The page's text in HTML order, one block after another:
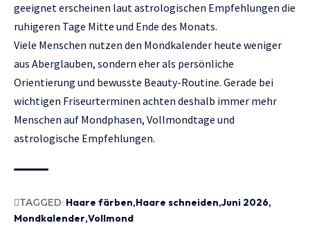
geeignet erscheinen laut astrologischen Empfehlungen die
ruhigeren Tage Mitte und Ende des Monats.
Viele Menschen nutzen den Mondkalender heute weniger
aus Aberglauben, sondern eher als persönliche
Orientierung und bewusste Beauty-Routine. Gerade bei
wichtigen Friseurterminen achten deshalb immer mehr
Menschen auf Mondphasen, Vollmondtage und
astrologische Empfehlungen.
TAGGED: Haare färben Haare schneiden Juni 2026
Mondkalender Vollmond